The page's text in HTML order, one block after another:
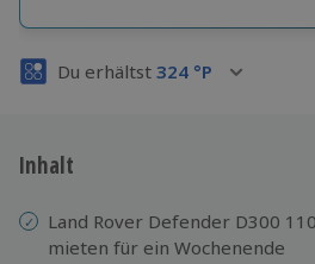
Volle Flexibilität
3 Jahre gültig & verlängerbar.
Du erhältst 324 °P
Inhalt
Land Rover Defender D300
mieten für ein Wochenende